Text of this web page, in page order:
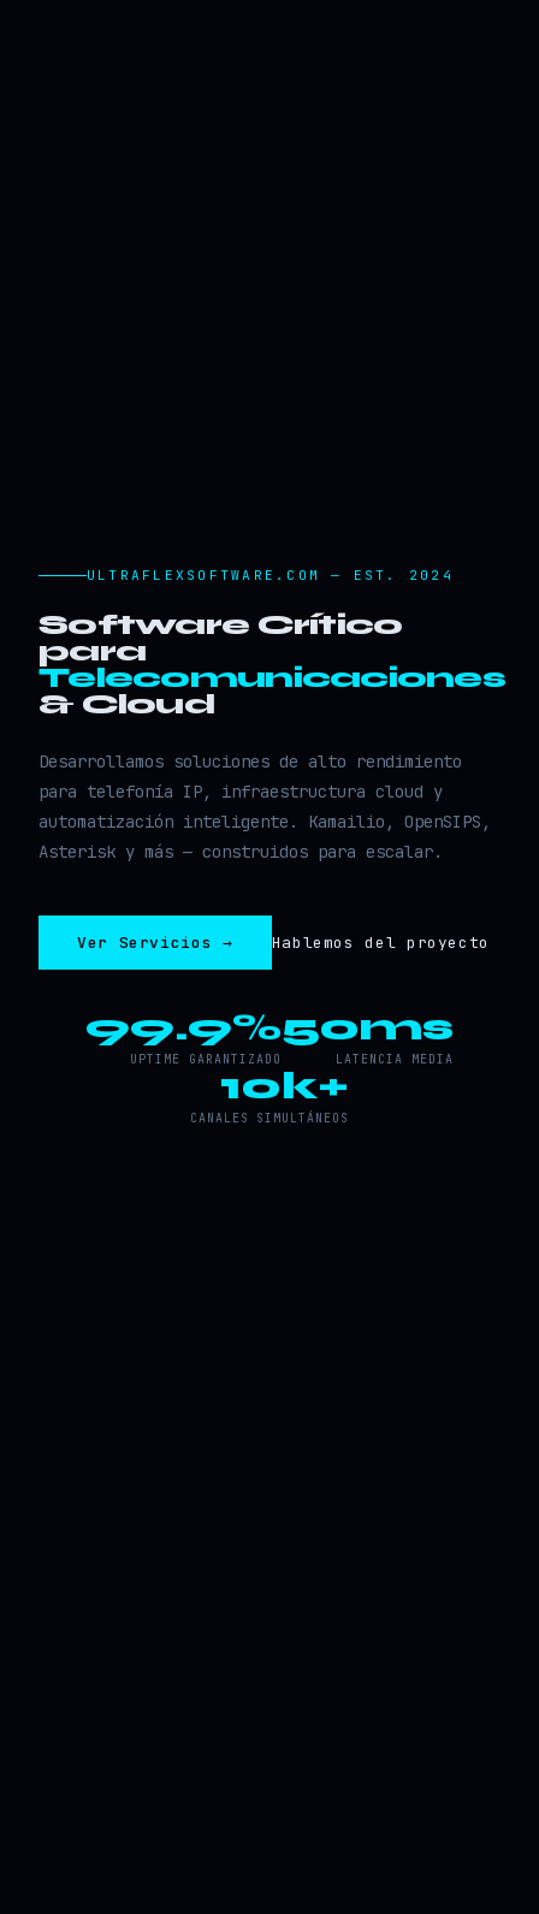
ULTRAFLEXSOFTWARE.COM — EST. 2024
Software Crítico
para
Telecomunicaciones
& Cloud
Desarrollamos soluciones de alto rendimiento
para telefonía IP, infraestructura cloud y
automatización inteligente. Kamailio, OpenSIPS,
Asterisk y más — construidos para escalar.
Ver Servicios → Hablemos del proyecto
99.9%
UPTIME GARANTIZADO
50ms
LATENCIA MEDIA
10k+
CANALES SIMULTÁNEOS